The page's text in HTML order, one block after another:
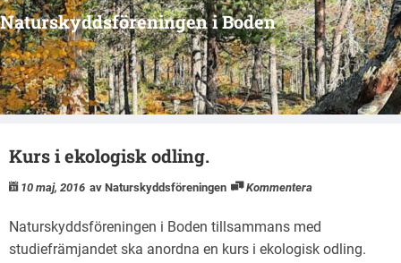
Kontakta oss
Program
Årsmöte
Skogsgruppen Boden
Natursnokarna Boden
Naturskyddsföreningen i Boden
Kurs i ekologisk odling.
10 maj, 2016 av Naturskyddsföreningen Kommentera
Naturskyddsföreningen i Boden tillsammans med
studiefrämjandet ska anordna en kurs i ekologisk odling.